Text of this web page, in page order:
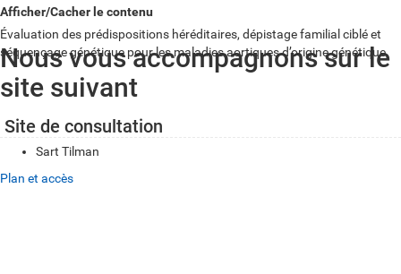
Afficher/Cacher le contenu
Évaluation des prédispositions héréditaires, dépistage familial ciblé et
séquençage génétique pour les maladies aortiques d’origine génétique.
Nous vous accompagnons sur le
site suivant
Site de consultation
Sart Tilman
Plan et accès